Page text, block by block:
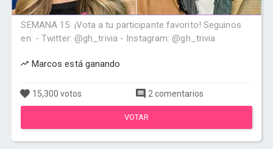
SEMANA 15: ¡Vota a tu participante favorito! Seguinos
en: - Twitter: @gh_trivia - Instagram: @gh_trivia
Marcos está ganando
15,300 votos 2 comentarios
VOTAR